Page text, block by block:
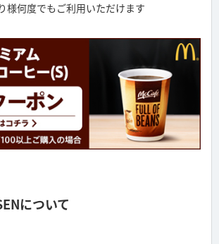
様何度でもご利用いただけます
について